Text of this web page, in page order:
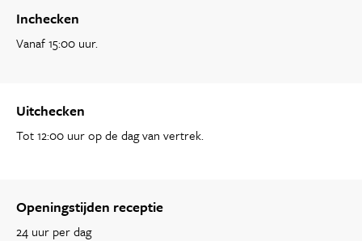
Inchecken
Vanaf 15:00 uur.
Uitchecken
Tot 12:00 uur op de dag van vertrek.
Openingstijden receptie
24 uur per dag